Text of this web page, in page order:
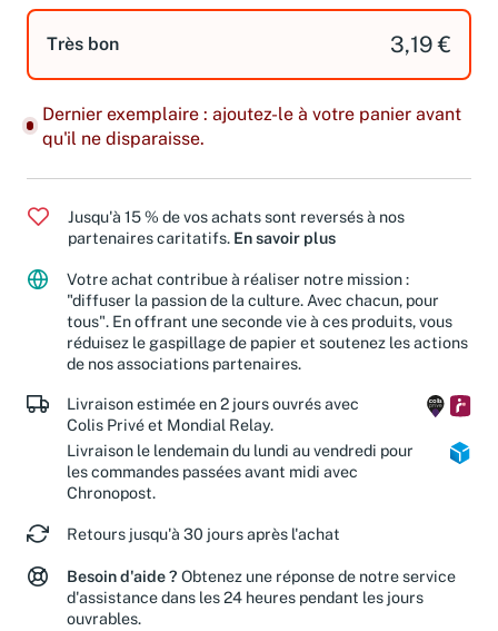
Très bon 3,19 €
Dernier exemplaire : ajoutez-le à votre panier avant
qu'il ne disparaisse.
Jusqu'à 15 % de vos achats sont reversés à nos
partenaires caritatifs. En savoir plus
Votre achat contribue à réaliser notre mission :
"diffuser la passion de la culture. Avec chacun, pour
tous". En offrant une seconde vie à ces produits, vous
réduisez le gaspillage de papier et soutenez les actions
de nos associations partenaires.
Livraison estimée en 2 jours ouvrés avec
Colis Privé et Mondial Relay.
Livraison le lendemain du lundi au vendredi pour
les commandes passées avant midi avec
Chronopost.
Retours jusqu'à 30 jours après l'achat
Besoin d'aide ? Obtenez une réponse de notre service
d'assistance dans les 24 heures pendant les jours
ouvrables.